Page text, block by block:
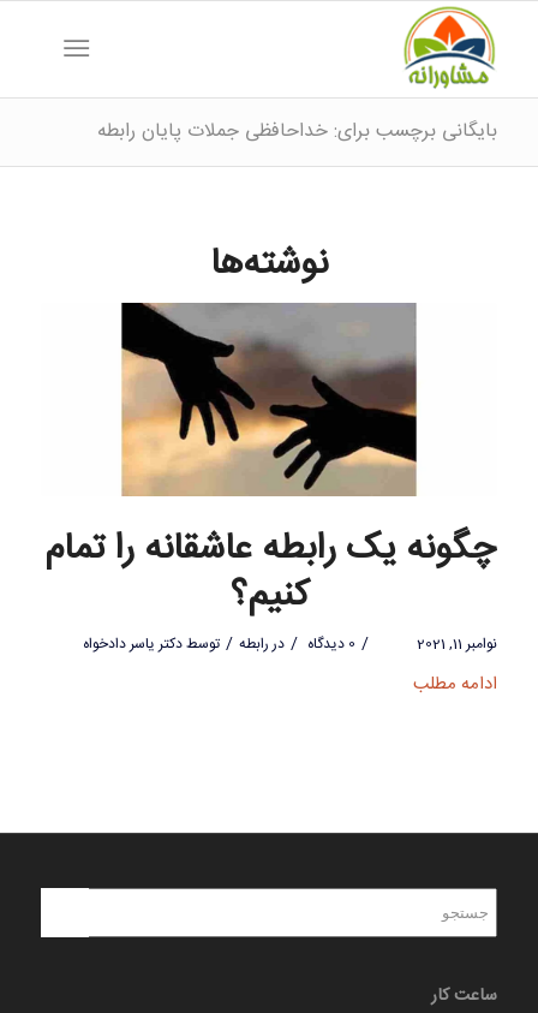
بایگانی برچسب برای: خداحافظی جملات پایان رابطه
نوشته‌ها
چگونه یک رابطه عاشقانه را تمام
کنیم؟
نوامبر 11, 2021 / 0 دیدگاه / دررابطه / توسطدکتر یاسر دادخواه
ادامه مطلب
ساعت کار